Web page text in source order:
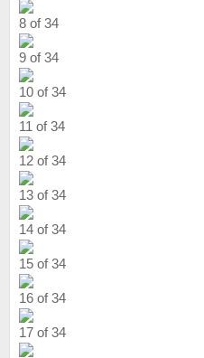
8 of 34
9 of 34
10 of 34
11 of 34
12 of 34
13 of 34
14 of 34
15 of 34
16 of 34
17 of 34